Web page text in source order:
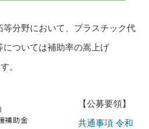
分野において、プラスチック代
ついては補助率の嵩上げ
。
【公募要領】
共通事項 令和